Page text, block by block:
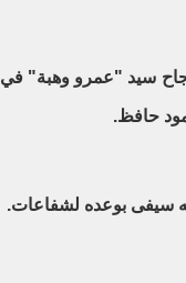
سيد "عمرو وهبة" في
حافظ.
سيفى بوعده لشفاعات.